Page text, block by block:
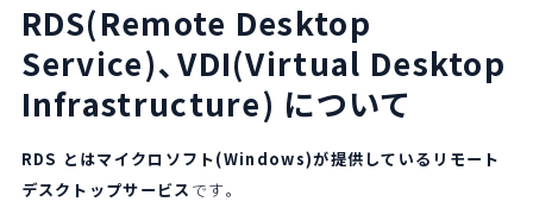
RDS(Remote Desktop
Service)、VDI(Virtual Desktop
Infrastructure) について
RDS とはマイクロソフト(Windows)が提供しているリモート
デスクトップサービス です。